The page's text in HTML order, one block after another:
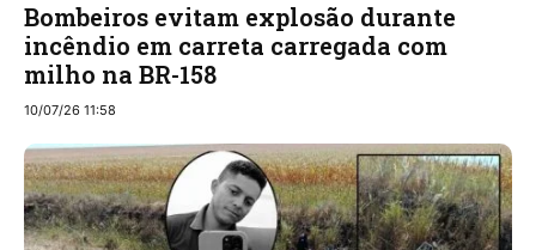
Bombeiros evitam explosão durante
incêndio em carreta carregada com
milho na BR-158
10/07/26 11:58